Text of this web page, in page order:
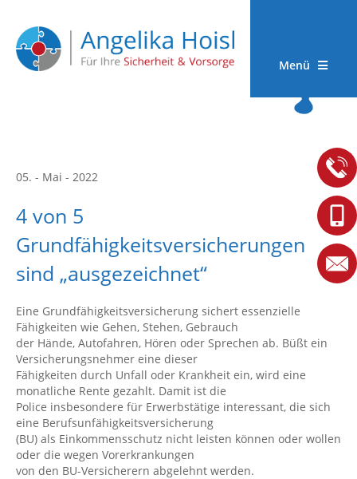
Menü
05. - Mai - 2022
4 von 5
Grundfähigkeitsversicherungen
sind „ausgezeichnet“
Eine Grundfähigkeitsversicherung sichert essenzielle
Fähigkeiten wie Gehen, Stehen, Gebrauch
der Hände, Autofahren, Hören oder Sprechen ab. Büßt ein
Versicherungsnehmer eine dieser
Fähigkeiten durch Unfall oder Krankheit ein, wird eine
monatliche Rente gezahlt. Damit ist die
Police insbesondere für Erwerbstätige interessant, die sich
eine Berufsunfähigkeitsversicherung
(BU) als Einkommensschutz nicht leisten können oder wollen
oder die wegen Vorerkrankungen
von den BU-Versicherern abgelehnt werden.